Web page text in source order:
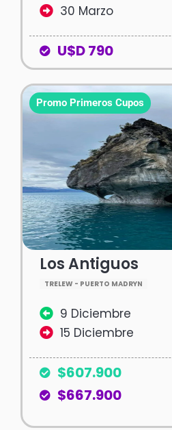
30 Marzo
U$D 790
Los Antiguos
TRELEW - PUERTO MADRYN
9 Diciembre
15 Diciembre
$607.900
$667.900
Promo Primeros Cupos